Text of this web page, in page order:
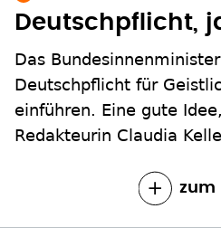
Deutschpflicht,
Das
Deutschpflicht für
einführen. Eine gute
Redakteurin Claudia
zum